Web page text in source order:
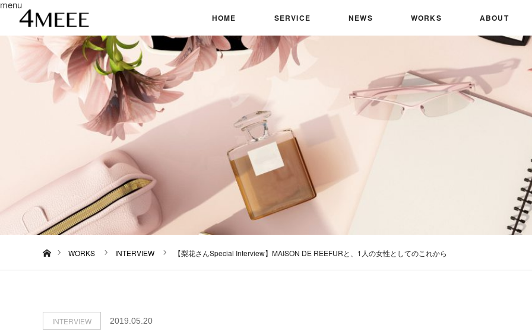
menu
HOME SERVICE NEWS WORKS ABOUT
WORKS
INTERVIEW 【梨花さんSpecial Interview】MAISON DE REEFURと、1人の女性としてのこれから
INTERVIEW 2019.05.20